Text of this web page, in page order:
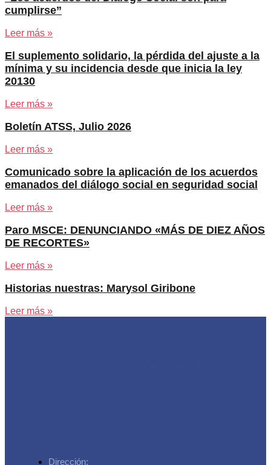
cumplirse”
Leer más »
El suplemento solidario, la pérdida del ajuste a la
mínima y su incidencia desde que inicia la ley
20130
Leer más »
Boletín ATSS, Julio 2026
Leer más »
Comunicado sobre la aplicación de los acuerdos
emanados del diálogo social en seguridad social
Leer más »
Paro MSCE: DENUNCIANDO «MÁS DE DIEZ AÑOS
DE RECORTES»
Leer más »
Historias nuestras: Marysol Giribone
Leer más »
Dirección: